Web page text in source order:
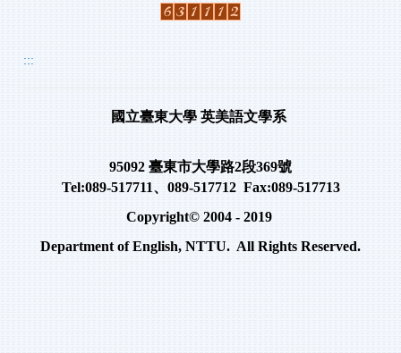
:::
國立臺東大學 英美語文學系
95092 臺東市大學路2段369號
Tel:089-517711、 089-517712 Fax:089-517713
Copyright© 2004 - 2019
Department of English, NTTU. All Rights Reserved.